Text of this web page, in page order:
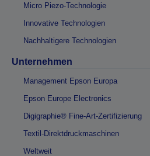
Micro Piezo-Technologie
Innovative Technologien
Nachhaltigere Technologien
Unternehmen
Management Epson Europa
Epson Europe Electronics
Digigraphie® Fine-Art-Zertifizierung
Textil-Direktdruckmaschinen
Weltweit